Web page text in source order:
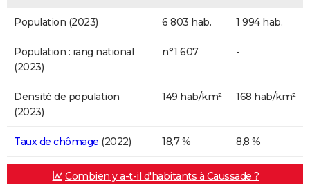
Population (2023) 6 803 hab. 1 994 hab.
Population : rang national
(2023)
n°1 607 -
Densité de population
(2023)
149 hab/km² 168 hab/km²
Taux de chômage (2022) 18,7 % 8,8 %
Combien y a-t-il d'habitants à Caussade ?